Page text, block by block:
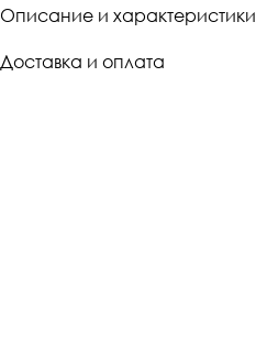
Описание и характеристики
Доставка и оплата